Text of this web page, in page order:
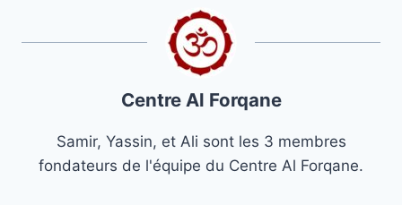
Centre Al Forqane
Samir, Yassin, et Ali sont les 3 membres
fondateurs de l'équipe du Centre Al Forqane.